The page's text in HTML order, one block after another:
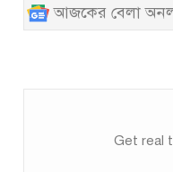
আজকের বেলা
Get real